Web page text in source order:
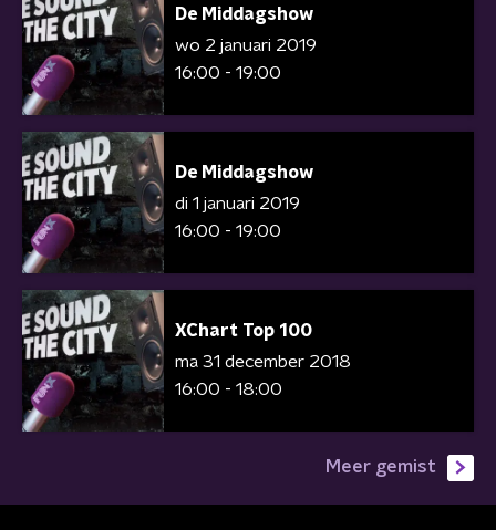
De Middagshow
wo 2 januari 2019
16:00 - 19:00
De Middagshow
di 1 januari 2019
16:00 - 19:00
XChart Top 100
ma 31 december 2018
16:00 - 18:00
Meer gemist